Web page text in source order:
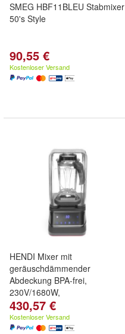
SMEG HBF11BLEU Stabmixer
50's Style
90,55 €
Kostenloser Versand
HENDI Mixer mit
geräuschdämmender
Abdeckung BPA-frei,
230V/1680W,
250x300x(H)546mm
430,57 €
Kostenloser Versand